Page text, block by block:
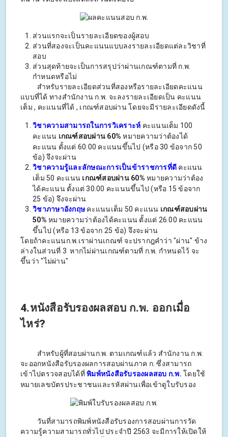
ส่วนแรกจะเป็นรายละเอียดของผู้สอบ
ส่วนที่สองจะเป็นคะแนนแบบลงรายละเอียดแต่ละวิชาที่
สอบ
ส่วนสุดท้ายจะเป็นการสรุปว่าผ่านเกณฑ์ตามที่ ก.พ.
กำหนดหรือไม่
สำหรับรายละเอียดส่วนที่สองหรือรายละเอียดคะแนน
แบบที่ได้ ทางสำนักงาน ก.พ. จะลงรายละเอียดเป็น คะแนน
เต็ม , คะแนนที่ได้ , เกณฑ์สอบผ่าน โดยจะมีรายละเอียดดังนี้
วิชาความสามารถในการวิเคราะห์ คะแนนเต็ม 100
คะแนน เกณฑ์สอบผ่าน 60% หมายความว่าต้องได้
คะแนน ตั้งแต่ 60.00 คะแนนขึ้นไป (หรือ 30 ข้อจาก 50
ข้อ) จึงจะผ่าน
วิชาความรู้และลักษณะการเป็นข้าราชการที่ดี คะแนน
เต็ม 50 คะแนน เกณฑ์สอบผ่าน 60% หมายความว่าต้อง
ได้คะแนน ตั้งแต่ 30.00 คะแนนขึ้นไป (หรือ 15 ข้อจาก
25 ข้อ) จึงจะผ่าน
วิชาภาษาอังกฤษ คะแนนเต็ม 50 คะแนน เกณฑ์สอบผ่าน
50% หมายความว่าต้องได้คะแนน ตั้งแต่ 26.00 คะแนน
ขึ้นไป (หรือ 13 ข้อจาก 25 ข้อ) จึงจะผ่าน
โดยถ้าคะแนนก.พ.เราผ่านเกณฑ์ จะปรากฎคำว่า "ผ่าน" ข้าง
ล่างในส่วนที่ 3 หากไม่ผ่านเกณฑ์ตามที่ ก.พ. กำหนดไว้ จะ
ขึ้นว่า "ไม่ผ่าน"
4.หนังสือรับรองผลสอบ ก.พ. ออกเมื่อ
ไหร่?
สำหรับผู้ที่สอบผ่านก.พ. ตามเกณฑ์แล้ว สำนักงาน ก.พ.
จะออกหนังสือรับรองผลการสอบผ่านภาค ก. ซึ่งสามารถ
เข้าไปตรวจสอบได้ที่พิมพ์หนังสือรับรองผลสอบ ก.พ. โดยใช้
หมายเลขบัตรประชาชนและรหัสผ่านเพื่อเข้าดูใบรับรอง
วันที่สามารถพิมพ์หนังสือรับรองการสอบผ่านการวัด
ความรู้ความสามารถทั่วไป ประจำปี 2563 จะมีการให้เปิดให้